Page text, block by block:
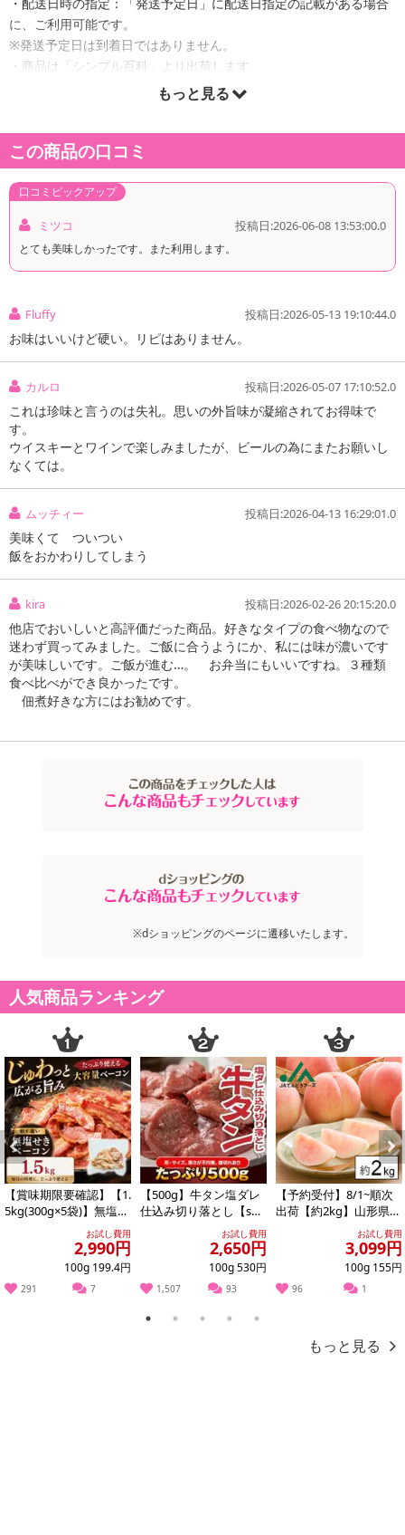
に、ご利用可能です。
※発送予定日は到着日ではありません。
・商品は「シンプル百科」より出荷します。
商品詳細
もっと見る
この商品の口コミ
口コミピックアップ
ミツコ 投稿日:2026-06-08 13:53:00.0
とても美味しかったです。また利用します。
Fluffy 投稿日:2026-05-13 19:10:44.0
お味はいいけど硬い。リピはありません。
カルロ 投稿日:2026-05-07 17:10:52.0
これは珍味と言うのは失礼。思いの外旨味が凝縮されてお得味で
す。
ウイスキーとワインで楽しみましたが、ビールの為にまたお願いし
なくては。
ムッチィー 投稿日:2026-04-13 16:29:01.0
美味くて ついつい
飯をおかわりしてしまう
kira 投稿日:2026-02-26 20:15:20.0
他店でおいしいと高評価だった商品。好きなタイプの食べ物なので
迷わず買ってみました。ご飯に合うようにか、私には味が濃いです
が美味しいです。ご飯が進む…。 お弁当にもいいですね。３種類
食べ比べができ良かったです。
佃煮好きな方にはお勧めです。
※dショッピングのページに遷移いたします。
人気商品ランキング
Previous
【賞味期限要確認】【1.
5kg(300g×5袋)】無塩せ
きベーコン 【形不揃お試し費用
2,990円
100g 199.4円
291 7
【500g】牛タン塩ダレ
仕込み切り落とし【s
お試し費用
2,650円
100g 530円
1,507 93
【予約受付】8/1~順次
出荷【約2kg】山形県産
白桃(品種・玉数おまか
お試し費用
3,099円
100g 155円
96 1
Next
1 2 3 4 5
もっと見る